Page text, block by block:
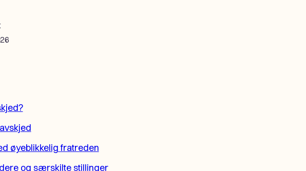
øyeblikkelig fratreden
og særskilte stillinger